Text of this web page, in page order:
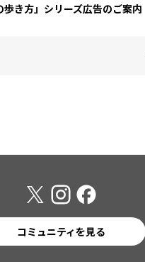
歩き方」シリーズ広告のご案内
コミュニティを見る